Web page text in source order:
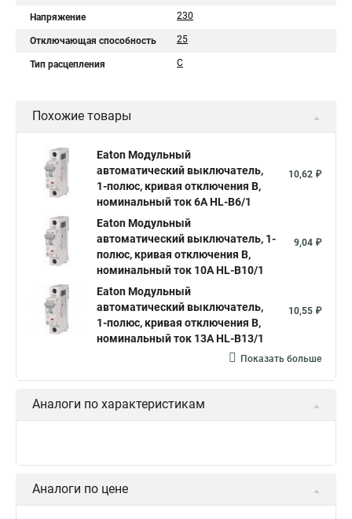
Напряжение 230
Отключающая способность 25
Тип расцепления C
Похожие товары
Eaton Модульный
автоматический выключатель,
1-полюс, кривая отключения B,
номинальный ток 6А HL-B6/1
10,62 ₽
Eaton Модульный
автоматический выключатель, 1-
полюс, кривая отключения B,
номинальный ток 10А HL-B10/1
9,04 ₽
Eaton Модульный
автоматический выключатель,
1-полюс, кривая отключения B,
номинальный ток 13А HL-B13/1
10,55 ₽
Показать больше
Аналоги по характеристикам
Аналоги по цене